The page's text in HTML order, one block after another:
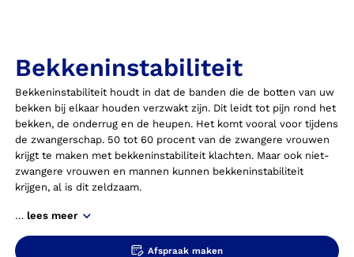
Bekkeninstabiliteit
Bekkeninstabiliteit houdt in dat de banden die de botten van uw
bekken bij elkaar houden verzwakt zijn. Dit leidt tot pijn rond het
bekken, de onderrug en de heupen. Het komt vooral voor tijdens
de zwangerschap. 50 tot 60 procent van de zwangere vrouwen
krijgt te maken met bekkeninstabiliteit klachten. Maar ook niet-
zwangere vrouwen en mannen kunnen bekkeninstabiliteit
krijgen, al is dit zeldzaam.
…lees meer
Afspraak maken